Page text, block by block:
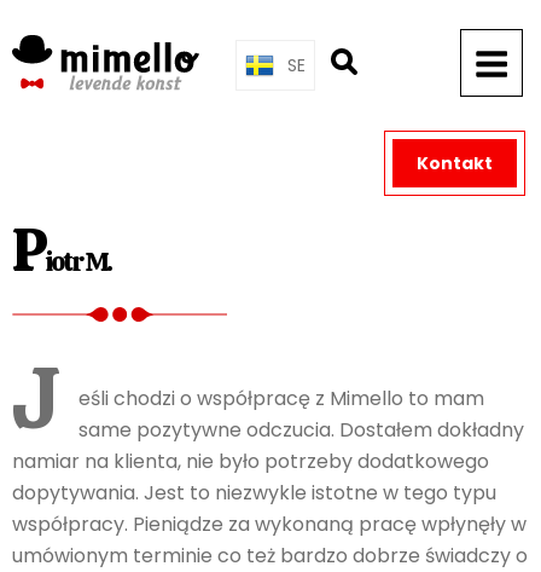
to
content
SE
Piotr M.
J
eśli chodzi o współpracę z Mimello to mam
same pozytywne odczucia. Dostałem dokładny
namiar na klienta, nie było potrzeby dodatkowego
dopytywania. Jest to niezwykle istotne w tego typu
współpracy. Pieniądze za wykonaną pracę wpłynęły w
umówionym terminie co też bardzo dobrze świadczy o
Kontakt